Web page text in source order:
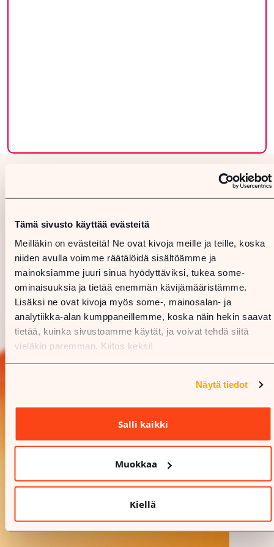
Tämä sivusto käyttää evästeitä
Meilläkin on evästeitä! Ne ovat kivoja meille ja teille, koska
niiden avulla voimme räätälöidä sisältöämme ja
mainoksiamme juuri sinua hyödyttäviksi, tukea some-
ominaisuuksia ja tietää enemmän kävijämääristämme.
Lisäksi ne ovat kivoja myös some-, mainosalan- ja
analytiikka-alan kumppaneillemme, koska näin hekin saavat
tietää, kuinka sivustoamme käytät, ja voivat tehdä siitä
vieläkin paremman. Kiitos keksi!
Näytä tiedot
Salli kaikki
Muokkaa
Kiellä